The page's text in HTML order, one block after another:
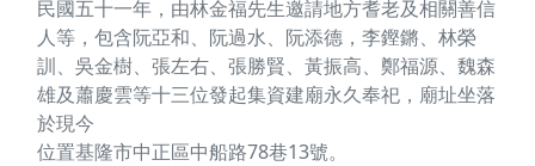
民國五十一年，由林金福先生邀請地方耆老及相關善信
人等，包含阮亞和、阮過水、阮添德，李鏗鏘、林榮
訓、吳金樹、張左右、張勝賢、黃振高、鄭福源、魏森
雄及蕭慶雲等十三位發起集資建廟永久奉祀，廟址坐落
於現今
位置基隆市中正區中船路78巷13號。